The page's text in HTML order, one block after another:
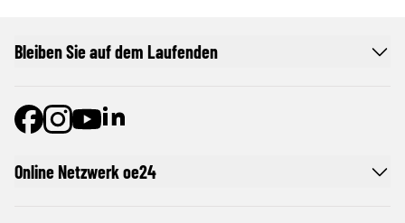
Online Netzwerk oe24
Bleiben Sie auf dem Laufenden